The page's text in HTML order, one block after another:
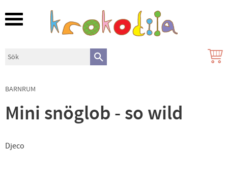
Meny
BARNRUM
Mini snöglob - so wild
Djeco